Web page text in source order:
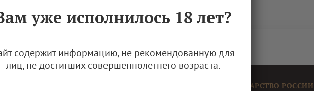
ВИНОГРАДАРСТВО РОССИИ
уже исполнилось 18 лет?
содержит информацию, не рекомендованную для
лиц, не достигших совершеннолетнего возраста.